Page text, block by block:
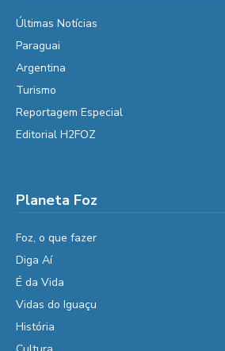
Últimas Notícias
Paraguai
Argentina
Turismo
Reportagem Especial
Editorial H2FOZ
Planeta Foz
Foz, o que fazer
Diga Aí
É da Vida
Vidas do Iguaçu
História